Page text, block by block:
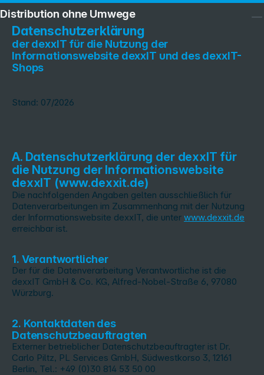
Datenschutzerklärung
der dexxIT für die Nutzung der
Informationswebsite dexxIT und des dexxIT-
Shops
Stand: 07/2026
A. Datenschutzerklärung der dexxIT für
die Nutzung der Informationswebsite
dexxIT (www.dexxit.de)
Die nachfolgenden Angaben gelten ausschließlich für
Datenverarbeitungen im Zusammenhang mit der Nutzung
der Informationswebsite dexxIT, die unter www.dexxit.de
erreichbar ist.
1. Verantwortlicher
Der für die Datenverarbeitung Verantwortliche ist die
dexxIT GmbH & Co. KG, Alfred-Nobel-Straße 6, 97080
Würzburg.
2. Kontaktdaten des
Datenschutzbeauftragten
Externer betrieblicher Datenschutzbeauftragter ist Dr.
Carlo Piltz, PL Services GmbH, Südwestkorso 3, 12161
Berlin, Tel.: +49 (0)30 814 53 50 00
Distribution ohne Umwege